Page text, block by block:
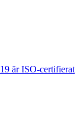
är ISO-certifierat